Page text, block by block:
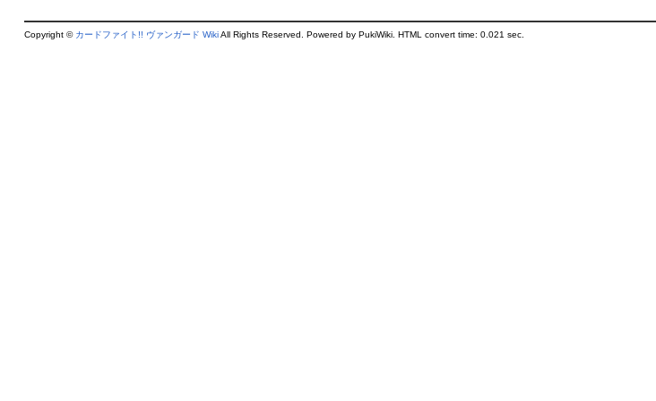
Copyright © カードファイト!! ヴァンガード WikiAll Rights Reserved. Powered by PukiWiki. HTML convert time: 0.021 sec.